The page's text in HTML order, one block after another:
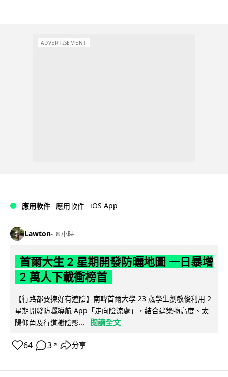
ADVERTISEMENT
應用軟件 應用軟件 iOS App
Lawton 8 小時
首爾大生 2 星期開發防曬地圖 一日暴增
2 萬人下載衝榜首
【行路都要揀好有遮陰】南韓首爾大學 23 歲學生劉敏俊利用 2
星期開發防曬導航 App「走向陰涼處」，結合建築物高度、太
陽仰角及行道樹陰影...
閱讀全文
64 3 ↗ 分享